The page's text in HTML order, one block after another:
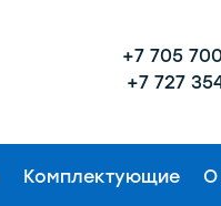
+7 705
+7 727
Комплектующие О